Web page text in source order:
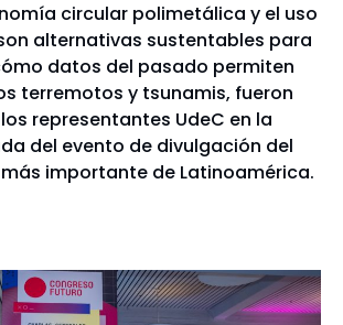
circular polimetálica y el uso
alternativas sustentables para
datos del pasado permiten
terremotos y tsunamis, fueron
representantes UdeC en la
del evento de divulgación del
importante de Latinoamérica.